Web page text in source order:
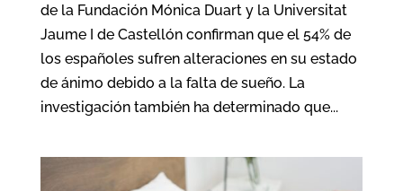
de la Fundación Mónica Duart y la Universitat
Jaume I de Castellón confirman que el 54% de
los españoles sufren alteraciones en su estado
de ánimo debido a la falta de sueño. La
investigación también ha determinado que...